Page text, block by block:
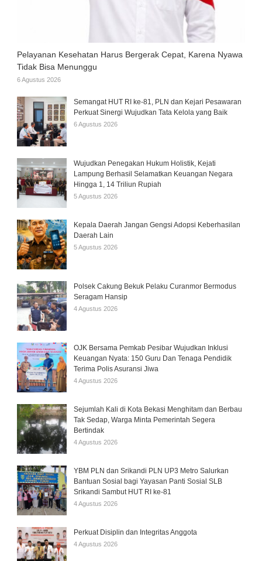
Pelayanan Kesehatan Harus Bergerak Cepat, Karena Nyawa
Tidak Bisa Menunggu
6 Agustus 2026
Semangat HUT RI ke-81, PLN dan Kejari Pesawaran
Perkuat Sinergi Wujudkan Tata Kelola yang Baik
6 Agustus 2026
Wujudkan Penegakan Hukum Holistik, Kejati
Lampung Berhasil Selamatkan Keuangan Negara
Hingga 1, 14 Triliun Rupiah
5 Agustus 2026
Kepala Daerah Jangan Gengsi Adopsi Keberhasilan
Daerah Lain
5 Agustus 2026
Polsek Cakung Bekuk Pelaku Curanmor Bermodus
Seragam Hansip
4 Agustus 2026
OJK Bersama Pemkab Pesibar Wujudkan Inklusi
Keuangan Nyata: 150 Guru Dan Tenaga Pendidik
Terima Polis Asuransi Jiwa
4 Agustus 2026
Sejumlah Kali di Kota Bekasi Menghitam dan Berbau
Tak Sedap, Warga Minta Pemerintah Segera
Bertindak
4 Agustus 2026
YBM PLN dan Srikandi PLN UP3 Metro Salurkan
Bantuan Sosial bagi Yayasan Panti Sosial SLB
Srikandi Sambut HUT RI ke-81
4 Agustus 2026
Perkuat Disiplin dan Integritas Anggota
4 Agustus 2026